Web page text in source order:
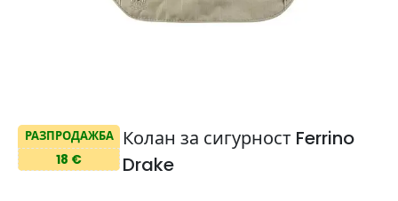
РАЗПРОДАЖБА
18 €
Колан за сигурност Ferrino
Drake